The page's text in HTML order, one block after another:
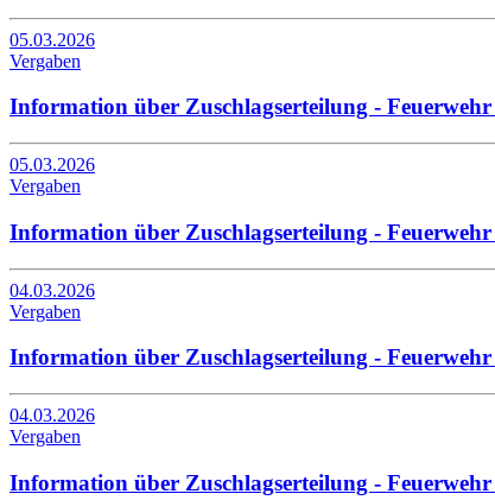
05.03.2026
Vergaben
Information über Zuschlagserteilung -
05.03.2026
Vergaben
Information über Zuschlagserteilung -
04.03.2026
Vergaben
Information über Zuschlagserteilung -
04.03.2026
Vergaben
Information über Zuschlagserteilung -